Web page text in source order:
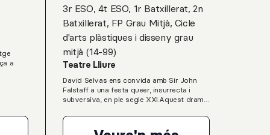
a
3r ESO, 4t ESO, 1r Batxillerat, 2n
Batxillerat, FP Grau Mitjà, Cicle
d'arts plàstiques i disseny grau
mitjà (14-99)
Teatre Lliure
David Selvas ens convida amb Sir John
Falstaff a una festa queer, insurrecta i
subversiva, en ple segle XXI.Aquest drama
regnat d’Enric IV, les rebel·lions que ha
d’afrontar i el seu progressiu